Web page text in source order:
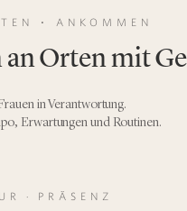
⋅ ANKOMMEN
an Orten mit
in Verantwortung.
Erwartungen und Routinen.
· PRÄSENZ